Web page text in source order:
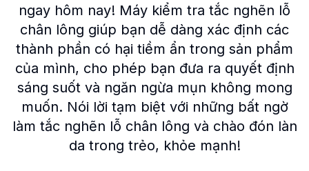
ngay hôm nay! Máy kiểm tra tắc nghẽn lỗ
chân lông giúp bạn dễ dàng xác định các
thành phần có hại tiềm ẩn trong sản phẩm
của mình, cho phép bạn đưa ra quyết định
sáng suốt và ngăn ngừa mụn không mong
muốn. Nói lời tạm biệt với những bất ngờ
làm tắc nghẽn lỗ chân lông và chào đón làn
da trong trẻo, khỏe mạnh!